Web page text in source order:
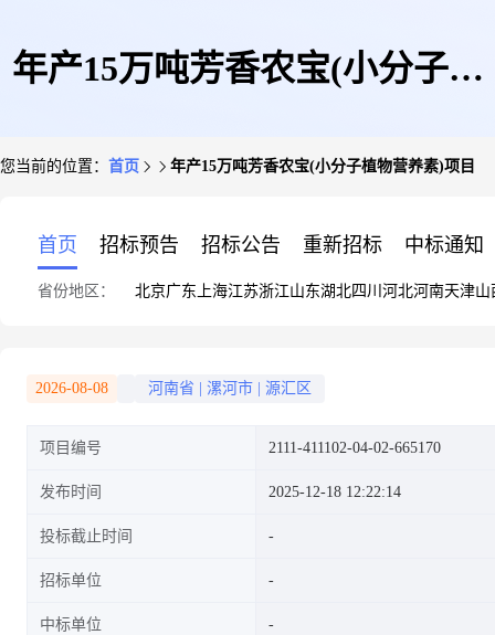
年产15万吨芳香农宝(小分子植
您当前的位置： 首页 年产15万吨芳香农宝(小分子植物营养素)项目
首页 招标预告 招标公告 重新招标 中标通知
省份地区： 北京广东 上海江苏浙江山东湖北四川 河北河南天津山
2026-08-08 河南省 漯河市 源汇区
项目编号 2111-411102-04-02-665170
发布时间 2025-12-18 12:22:14
投标截止时间
招标单位
中标单位